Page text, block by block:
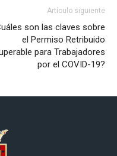
Artículo siguiente
son las claves sobre
el Permiso Retribuido
para Trabajadores
por el COVID-19?